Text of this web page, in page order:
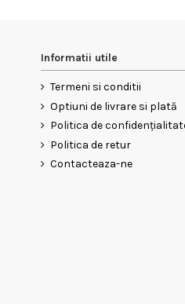
Informatii utile
Termeni si conditii
Optiuni de livrare si plată
Politica de
Politica de retur
Contacteaza-ne